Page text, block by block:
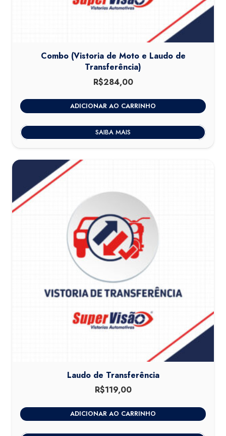
Combo (Vistoria de Moto e Laudo de
Transferência)
R$284,00
ADICIONAR AO CARRINHO
SAIBA MAIS
Laudo de Transferência
R$119,00
ADICIONAR AO CARRINHO